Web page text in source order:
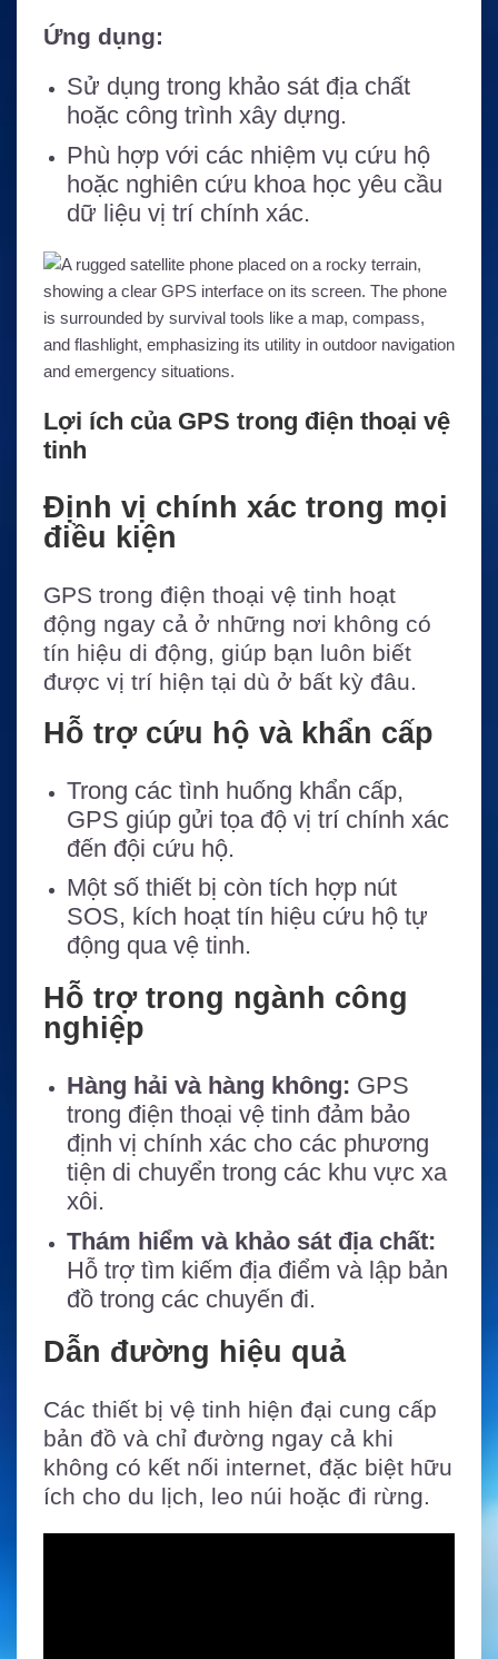
Ứng dụng:
Sử dụng trong khảo sát địa chất
hoặc công trình xây dựng.
Phù hợp với các nhiệm vụ cứu hộ
hoặc nghiên cứu khoa học yêu cầu
dữ liệu vị trí chính xác.
Lợi ích của GPS trong điện thoại vệ
tinh
Định vị chính xác trong mọi
điều kiện
GPS trong điện thoại vệ tinh hoạt
động ngay cả ở những nơi không có
tín hiệu di động, giúp bạn luôn biết
được vị trí hiện tại dù ở bất kỳ đâu.
Hỗ trợ cứu hộ và khẩn cấp
Trong các tình huống khẩn cấp,
GPS giúp gửi tọa độ vị trí chính xác
đến đội cứu hộ.
Một số thiết bị còn tích hợp nút
SOS, kích hoạt tín hiệu cứu hộ tự
động qua vệ tinh.
Hỗ trợ trong ngành công
nghiệp
Hàng hải và hàng không: GPS
trong điện thoại vệ tinh đảm bảo
định vị chính xác cho các phương
tiện di chuyển trong các khu vực xa
xôi.
Thám hiểm và khảo sát địa chất:
Hỗ trợ tìm kiếm địa điểm và lập bản
đồ trong các chuyến đi.
Dẫn đường hiệu quả
Các thiết bị vệ tinh hiện đại cung cấp
bản đồ và chỉ đường ngay cả khi
không có kết nối internet, đặc biệt hữu
ích cho du lịch, leo núi hoặc đi rừng.